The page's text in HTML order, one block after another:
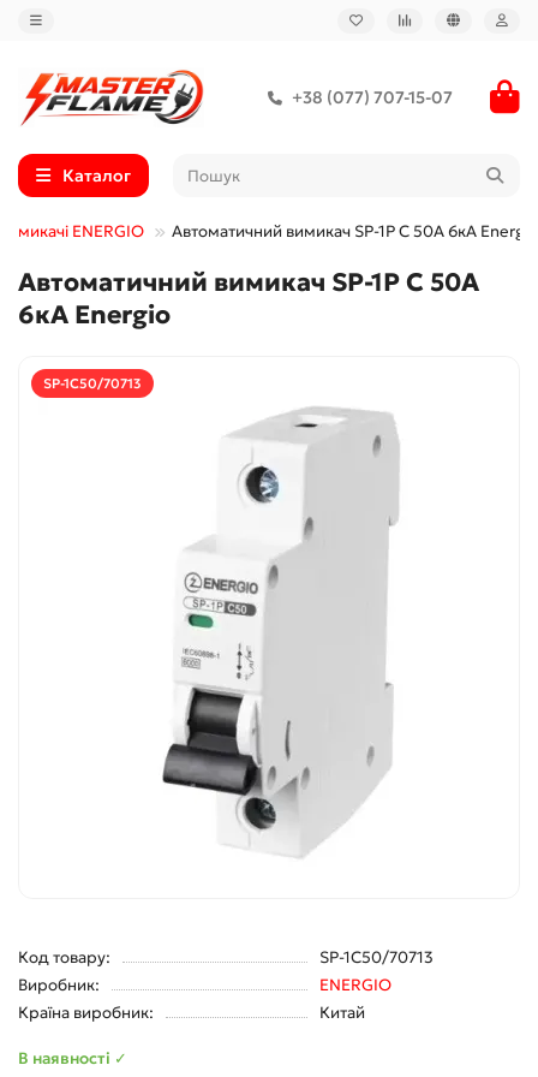
+38 (077) 707-15-07
Каталог
ENERGIO Автоматичний вимикач SP-1P C 50А 6кА Energio
Автоматичний вимикач SP-1P C 50А
6кА Energio
SP-1C50/70713
Код товару:
SP-1C50/70713
Виробник:
ENERGIO
Країна виробник:
Китай
В наявності ✓